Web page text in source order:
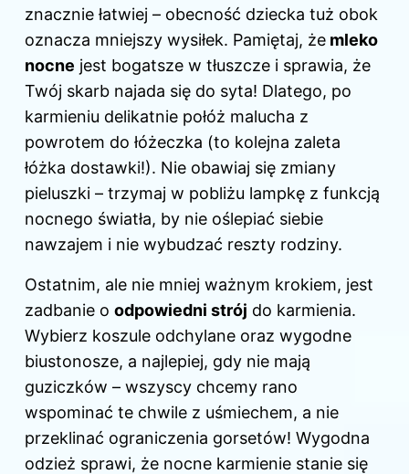
znacznie łatwiej – obecność dziecka tuż obok
oznacza mniejszy wysiłek. Pamiętaj, że mleko
nocne jest bogatsze w tłuszcze i sprawia, że
Twój skarb najada się do syta! Dlatego, po
karmieniu delikatnie połóż malucha z
powrotem do łóżeczka (to kolejna zaleta
łóżka dostawki!). Nie obawiaj się zmiany
pieluszki – trzymaj w pobliżu lampkę z funkcją
nocnego światła, by nie oślepiać siebie
nawzajem i nie wybudzać reszty rodziny.
Ostatnim, ale nie mniej ważnym krokiem, jest
zadbanie o odpowiedni strój do karmienia.
Wybierz koszule odchylane oraz wygodne
biustonosze, a najlepiej, gdy nie mają
guziczków – wszyscy chcemy rano
wspominać te chwile z uśmiechem, a nie
przeklinać ograniczenia gorsetów! Wygodna
odzież sprawi, że nocne karmienie stanie się